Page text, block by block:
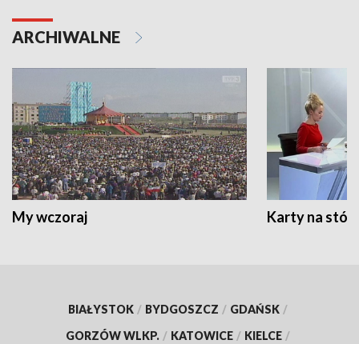
ARCHIWALNE
My wczoraj Karty na
BIAŁYSTOK / BYDGOSZCZ / GDAŃSK /
GORZÓW WLKP. / KATOWICE / KIELCE /